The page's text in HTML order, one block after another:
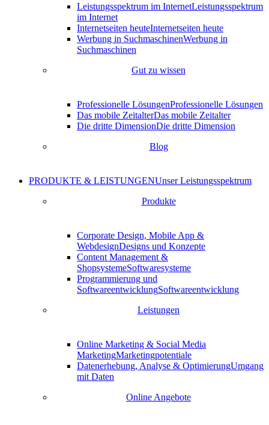
Leistungsspektrum im InternetLeistungsspektrum
im Internet
Internetseiten heuteInternetseiten heute
Werbung in SuchmaschinenWerbung in
Suchmaschinen
Gut zu wissen
Professionelle LösungenProfessionelle Lösungen
Das mobile ZeitalterDas mobile Zeitalter
Die dritte DimensionDie dritte Dimension
Blog
PRODUKTE & LEISTUNGENUnser Leistungsspektrum
Produkte
Corporate Design, Mobile App &
WebdesignDesigns und Konzepte
Content Management &
ShopsystemeSoftwaresysteme
Programmierung und
SoftwareentwicklungSoftwareentwicklung
Leistungen
Online Marketing & Social Media
MarketingMarketingpotentiale
Datenerhebung, Analyse & OptimierungUmgang
mit Daten
Online Angebote